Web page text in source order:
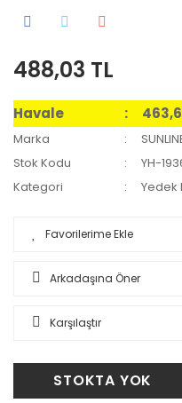
488,03 TL
Havale
Marka
Stok Kodu
YH-
Kategori
Yedek
Arkadaşına Öner
Karşılaştır
STOKTA YOK